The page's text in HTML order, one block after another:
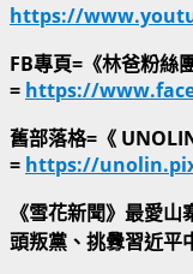
https://
FB專頁=《林爸粉
= https://
舊部落格=《
= https://
《雪花新聞》最愛
頭叛黨、挑釁習近平